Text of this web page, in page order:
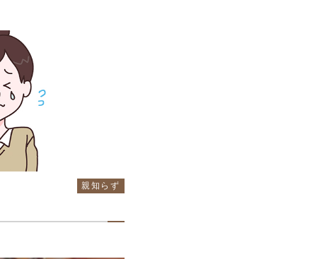
親知らず